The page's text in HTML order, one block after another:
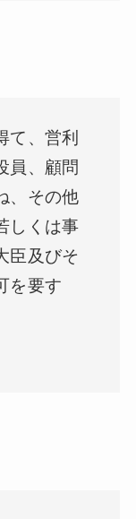
、営利
員、顧問
、その他
しくは事
臣及びそ
を要す